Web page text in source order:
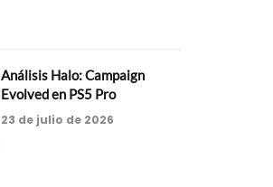
Análisis Halo: Campaign
Evolved en PS5 Pro
23 de julio de 2026